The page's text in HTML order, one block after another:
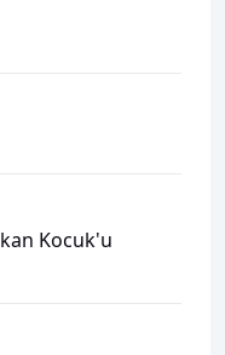
Kocuk'u